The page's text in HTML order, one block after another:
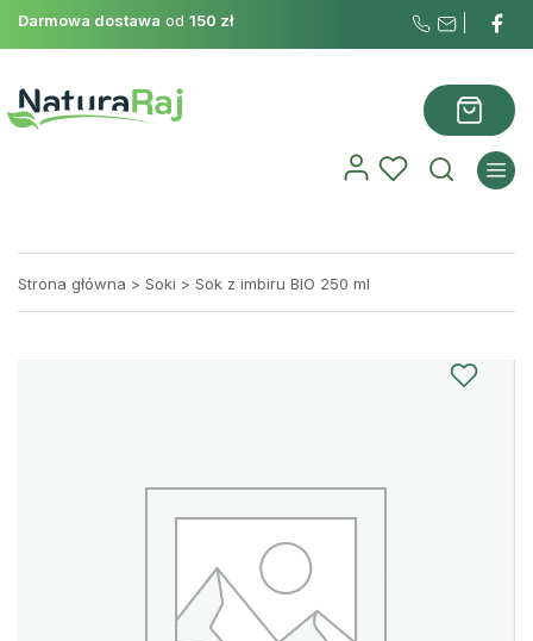
Darmowa dostawa od 150 zł
Strona główna > Soki > Sok z imbiru BIO 250 ml